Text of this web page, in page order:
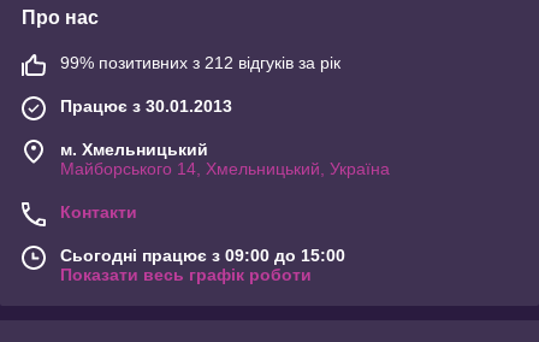
Про нас
99% позитивних з 212 відгуків за рік
Працює з 30.01.2013
м. Хмельницький
Майборського 14, Хмельницький, Україна
Контакти
Сьогодні працює з 09:00 до 15:00
Показати весь графік роботи